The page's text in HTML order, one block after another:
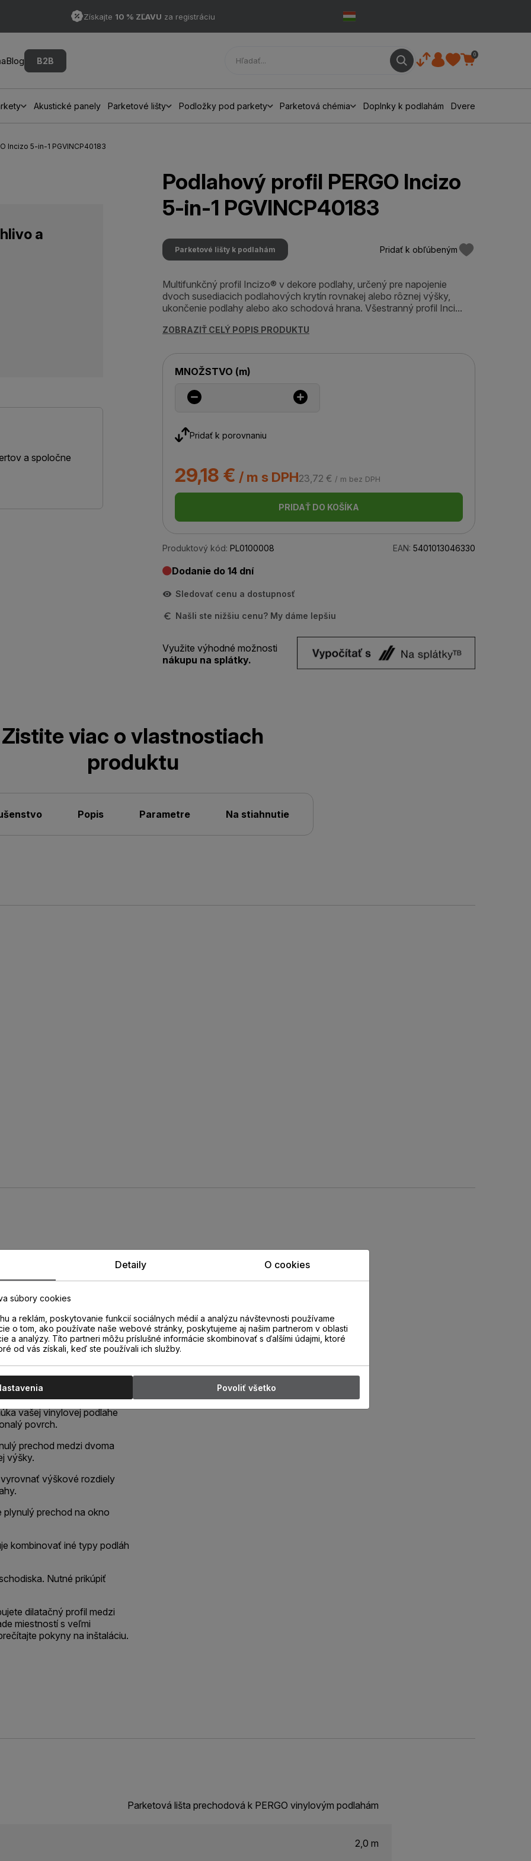
Získajte 10 % ZĽAVU za registráciu
Blog B2B
0
Akustické panely Parketové lišty Podložky pod parkety Parketová chémia Doplnky k podlahám Dvere
Incizo 5-in-1 PGVINCP40183
a
a spoločne
Podlahový profil PERGO Incizo
5-in-1 PGVINCP40183
Parketové lišty k podlahám Pridať k obľúbeným
Multifunkčný profil Incizo® v dekore podlahy, určený pre napojenie
dvoch susediacich podlahových krytín rovnakej alebo rôznej výšky,
ukončenie podlahy alebo ako schodová hrana. Všestranný profil Inci...
ZOBRAZIŤ CELÝ POPIS PRODUKTU
MNOŽSTVO (m)
Pridať k porovnaniu
29,18 € / m s DPH23,72 € / m bez DPH
PRIDAŤ DO KOŠÍKA
Produktový kód: PL0100008 EAN: 5401013046330
Dodanie do 14 dní
Sledovať cenu a dostupnosť
Našli ste nižšiu cenu? My dáme lepšiu
Využite výhodné možnosti
nákupu na splátky.
Zistite viac o vlastnostiach
produktu
Popis Parametre Na stiahnutie
PERGO
podlahy, určený pre
krytín rovnakej
podlahy alebo ako schodová
vašej vinylovej podlahe
povrch.
prechod medzi dvoma
výšky.
výškové rozdiely
prechod na okno
kombinovať iné typy podláh
Nutné prikúpiť
dilatačný profil medzi
miestností s veľmi
pokyny na inštaláciu.
Parketová lišta prechodová k PERGO vinylovým podlahám
2,0 m
Detaily O cookies
súbory cookies
a reklám, poskytovanie funkcií sociálnych médií a analýzu návštevnosti používame
o tom, ako používate naše webové stránky, poskytujeme aj našim partnerom v oblasti
a analýzy. Títo partneri môžu príslušné informácie skombinovať s ďalšími údajmi, ktoré
od vás získali, keď ste používali ich služby.
Povoliť všetko